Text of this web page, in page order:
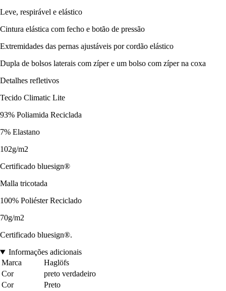
Leve, respirável e elástico
Cintura elástica com fecho e botão de pressão
Extremidades das pernas ajustáveis por cordão elástico
Dupla de bolsos laterais com zíper e um bolso com zíper na coxa
Detalhes refletivos
Tecido Climatic Lite
93% Poliamida Reciclada
7% Elastano
102g/m2
Certificado bluesign®
Malla tricotada
100% Poliéster Reciclado
70g/m2
Certificado bluesign®.
Informações adicionais
Marca
Haglöfs
Cor
preto verdadeiro
Cor
Preto